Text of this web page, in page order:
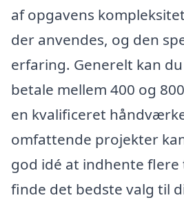
af opgavens
der anvendes, og den
erfaring. Generelt kan
betale mellem 400 og
en kvalificeret
omfattende projekter
god idé at indhente
finde det bedste valg til